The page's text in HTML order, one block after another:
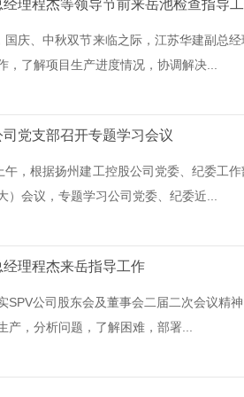
经理程杰等领导节前来岳池检查指导
国庆、中秋双节来临之际，江苏华建副总
，了解项目生产进度情况，协调解决...
党支部召开专题学习会议
午，根据扬州建工控股公司党委、纪委工
）会议，专题学习公司党委、纪委近...
经理程杰来岳指导工作
SPV公司股东会及董事会二届二次会议精
产，分析问题，了解困难，部署...